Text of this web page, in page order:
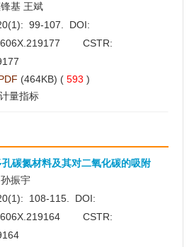
基 王斌
99-107. DOI:
CSTR:
(464KB) ( 593 )
计量指标
碳氮材料及其对二氧化碳的吸附
振宇
108-115. DOI:
CSTR: